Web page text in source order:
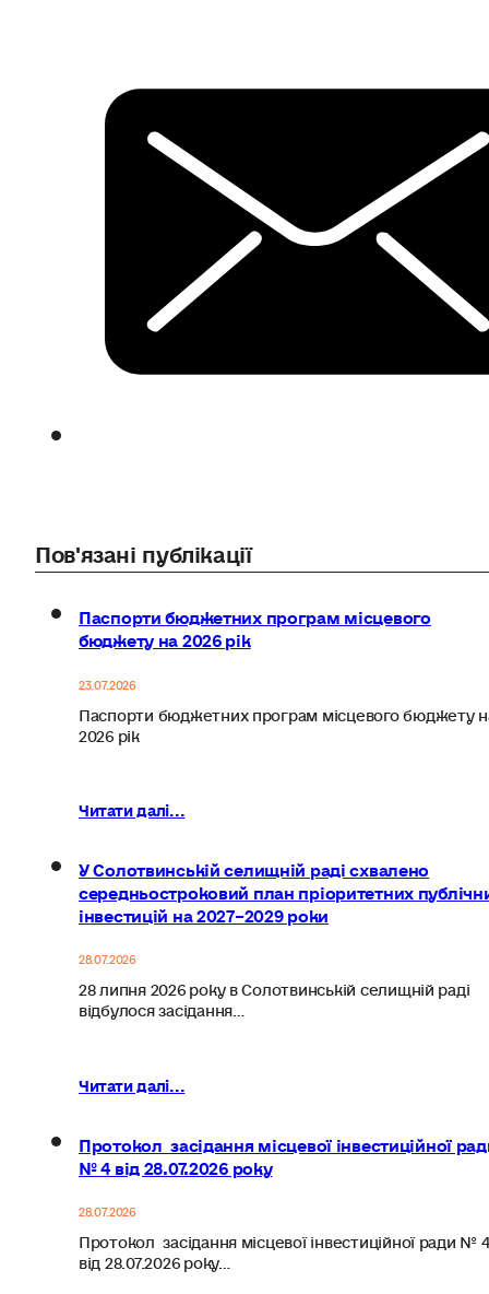
Пов'язані публікації
Паспорти бюджетних програм місцевого
бюджету на 2026 рік
23.07.2026
Паспорти бюджетних програм місцевого бюджету
2026 рік
Читати далі...
У Солотвинській селищній раді схвалено
середньостроковий план пріоритетних
інвестицій на 2027–2029 роки
28.07.2026
28 липня 2026 року в Солотвинській селищній раді
відбулося засідання…
Читати далі...
Протокол засідання місцевої інвестиційної
№ 4 від 28.07.2026 року
28.07.2026
Протокол засідання місцевої інвестиційної ради № 4
від 28.07.2026 року…